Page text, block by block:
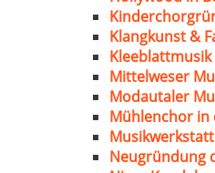
Klangkunst &
Mittelweser
Modautaler
Mühlenchor in
Neugründung